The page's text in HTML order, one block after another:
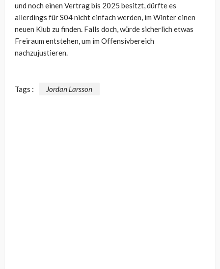
und noch einen Vertrag bis 2025 besitzt, dürfte es
allerdings für S04 nicht einfach werden, im Winter einen
neuen Klub zu finden. Falls doch, würde sicherlich etwas
Freiraum entstehen, um im Offensivbereich
nachzujustieren.
Tags : Jordan Larsson